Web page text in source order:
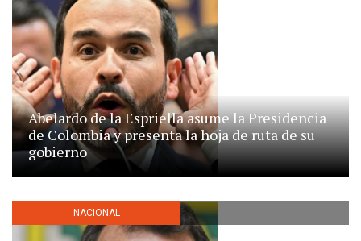
Abelardo de la Espriella asume la Presidencia
de Colombia y presenta la hoja de ruta de su
gobierno
NACIONAL